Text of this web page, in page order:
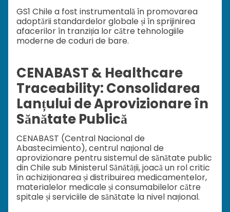
GS1 Chile a fost instrumentală în promovarea
adoptării standardelor globale și în sprijinirea
afacerilor în tranziția lor către tehnologiile
moderne de coduri de bare.
CENABAST & Healthcare
Traceability: Consolidarea
Lanțului de Aprovizionare în
Sănătate Publică
CENABAST (Central Nacional de
Abastecimiento), centrul național de
aprovizionare pentru sistemul de sănătate public
din Chile sub Ministerul Sănătății, joacă un rol critic
în achiziționarea și distribuirea medicamentelor,
materialelor medicale și consumabilelor către
spitale și serviciile de sănătate la nivel național.